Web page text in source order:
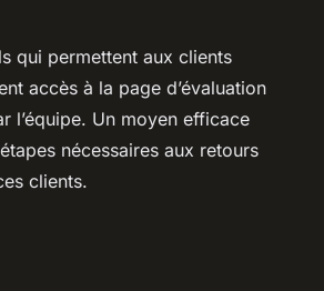
qui permettent aux clients
accès à la page d’évaluation
l’équipe. Un moyen efficace
nécessaires aux retours
clients.